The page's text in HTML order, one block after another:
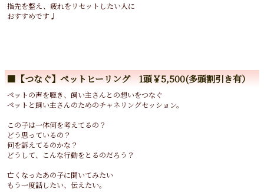
指先を整え、疲れをリセットしたい人に
おすすめです♩
■【つなぐ】ペットヒーリング 1頭￥5,500(多頭割引き有）
ペットの声を聴き、飼い主さんとの想いをつなぐ
ペットと飼い主さんのためのチャネリングセッション。
この子は一体何を考えてるの？
どう思っているの？
何を訴えてるのかな？
どうして、こんな行動をとるのだろう？
亡くなったあの子に聞いてみたい
もう一度話したい、伝えたい。